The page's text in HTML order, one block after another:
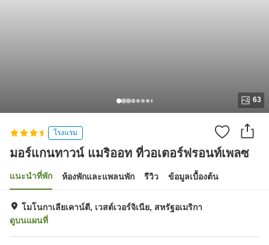
63
โรงแรม
มอร์แกนทาวน์ แมริออท ที่วอเตอร์ฟรอนท์เพลซ
แนะนำที่พัก ห้องพักและแพลนพัก รีวิว ข้อมูลเบื้องต้น
โมโนกาเลียเคาน์ตี, เวสต์เวอร์จิเนีย, สหรัฐอเมริกา
ดูบนแผนที่